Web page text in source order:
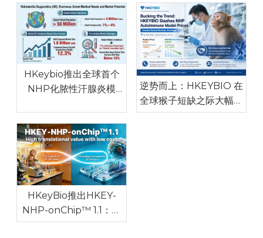
HKeybio推出全球首个
NHP化脓性汗腺炎模
逆势而上：HKEYBIO 在
全球猴子短缺之际大幅削
减 NHP 自体免疫模型价
HKeyBio推出HKEY-
NHP-onChip™ 1.1：世
界上第一个针对自身免疫